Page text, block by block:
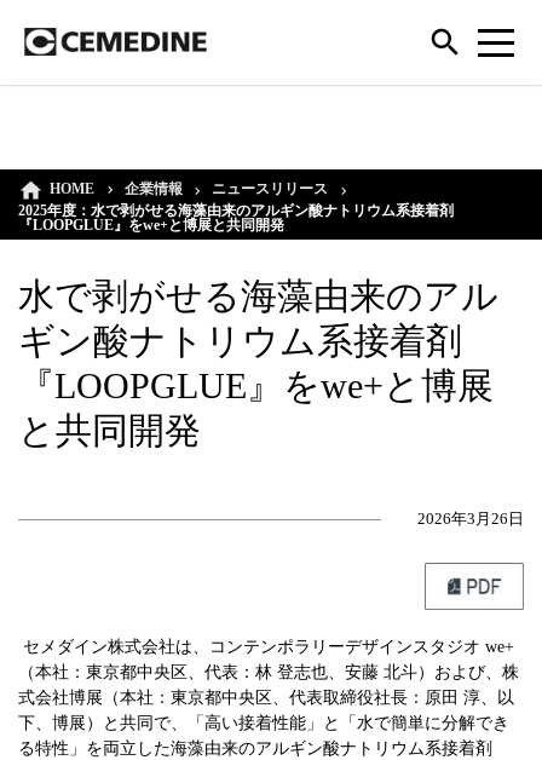
HOME 企業情報
ニュースリリース
2025年度：水で剥がせる海藻由来のアルギン酸ナトリウム系接着剤
『LOOPGLUE』をwe+と博展と共同開発
水で剥がせる海藻由来のアル
ギン酸ナトリウム系接着剤
『LOOPGLUE』をwe+と博展
と共同開発
2026年3月26日
セメダイン株式会社は、コンテンポラリーデザインスタジオ we+
（本社：東京都中央区、代表：林 登志也、安藤 北斗）および、株
式会社博展（本社：東京都中央区、代表取締役社長：原田 淳、以
下、博展）と共同で、「高い接着性能」と「水で簡単に分解でき
る特性」を両立した海藻由来のアルギン酸ナトリウム系接着剤